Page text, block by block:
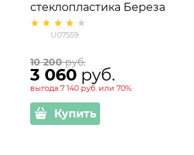
стеклопластика Береза
L=103 см U07559
U07559
10 200 руб.
3 060 руб.
выгода7 140 руб. или70%
Купить